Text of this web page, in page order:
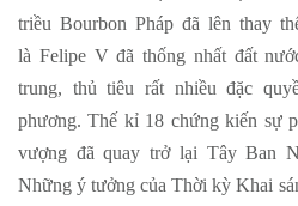
triều Bourbon Pháp đã lên thay
là Felipe V đã thống nhất đất
trung, thủ tiêu rất nhiều đặc
phương. Thế kỉ 18 chứng kiến sự
vượng đã quay trở lại Tây Ban
Những ý tưởng của Thời kỳ Khai